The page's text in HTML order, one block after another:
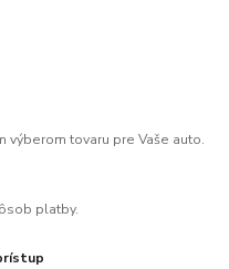
tovaru pre Vaše auto.
platby.